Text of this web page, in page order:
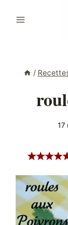
/
17